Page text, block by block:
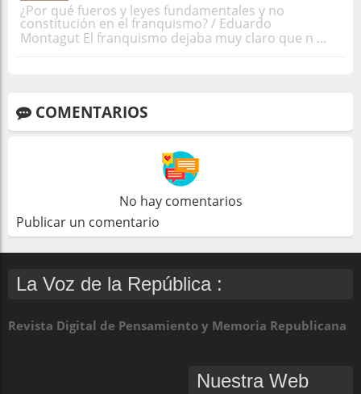
¿Por qué fueros y leyes fundamentales y no
constitución en el franquismo? / Eduardo
Montagut El franquismo dejaba muy claro que n ...
COMENTARIOS
No hay comentarios
Publicar un comentario
La Voz de la República :
Revista Digital de Pensamiento y Memoria Republicana
Nuestra Web